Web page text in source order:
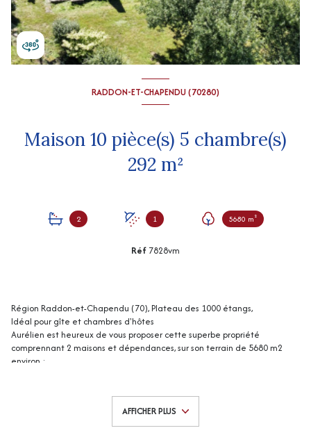
RADDON-ET-CHAPENDU (70280)
Maison 10 pièce(s) 5 chambre(s)
292 m²
2 1 5680 m²
Réf 7828vm
Région Raddon-et-Chapendu (70), Plateau des 1000 étangs,
Idéal pour gîte et chambres d'hôtes
Aurélien est heureux de vous proposer cette superbe propriété
comprennant 2 maisons et dépendances, sur son terrain de 5680 m2
environ :
cheminée et accès extérieur (13 m2 env), séjour avec poêle à bois et
accès extérieur (50 m2 env), salle d'eau / wc (4 m2 env), cellier (4 m2
env) au rez-de-chaussée ; coin mezzanine (6 m2 env), une 1ère
AFFICHER PLUS